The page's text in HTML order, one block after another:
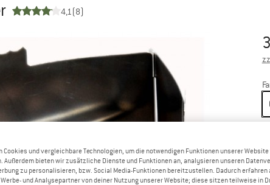
4,1 (8)
Cookies und vergleichbare Technologien, um die notwendigen Funktionen unserer Website
Außerdem bieten wir zusätzliche Dienste und Funktionen an, analysieren unseren
zu personalisieren, bzw. Social Media-Funktionen bereitzustellen. Dadurch erfahren
Werbe- und Analysepartner von deiner Nutzung unserer Website; diese sitzen teilweise in